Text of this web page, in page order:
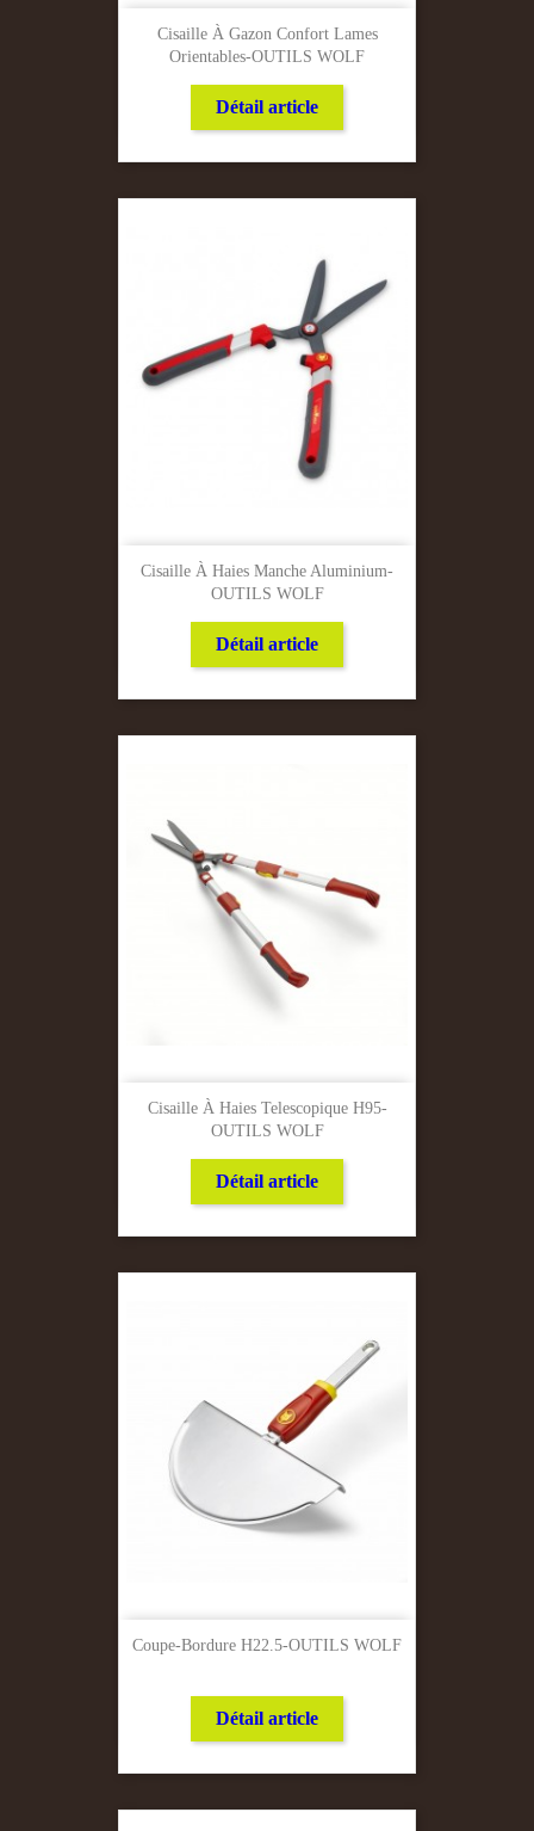
Cisaille À Gazon Confort Lames
Orientables-OUTILS WOLF
Détail article
Cisaille À Haies Manche Aluminium-
OUTILS WOLF
Détail article
Cisaille À Haies Telescopique H95-
OUTILS WOLF
Détail article
Coupe-Bordure H22.5-OUTILS WOLF
Détail article